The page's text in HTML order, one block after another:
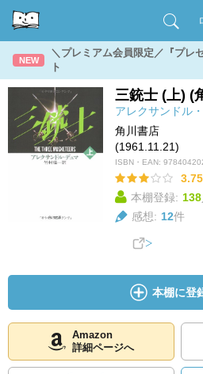
NEW
＼プレミアム会員限定／『プレ
ト
三銃士 (上) (
アレクサンドル
角川書店
(1961.11.21)
ISBN・EAN:
3.75
本棚登録: 138
感想: 12件
本棚に登
Amazon
詳細ページへ